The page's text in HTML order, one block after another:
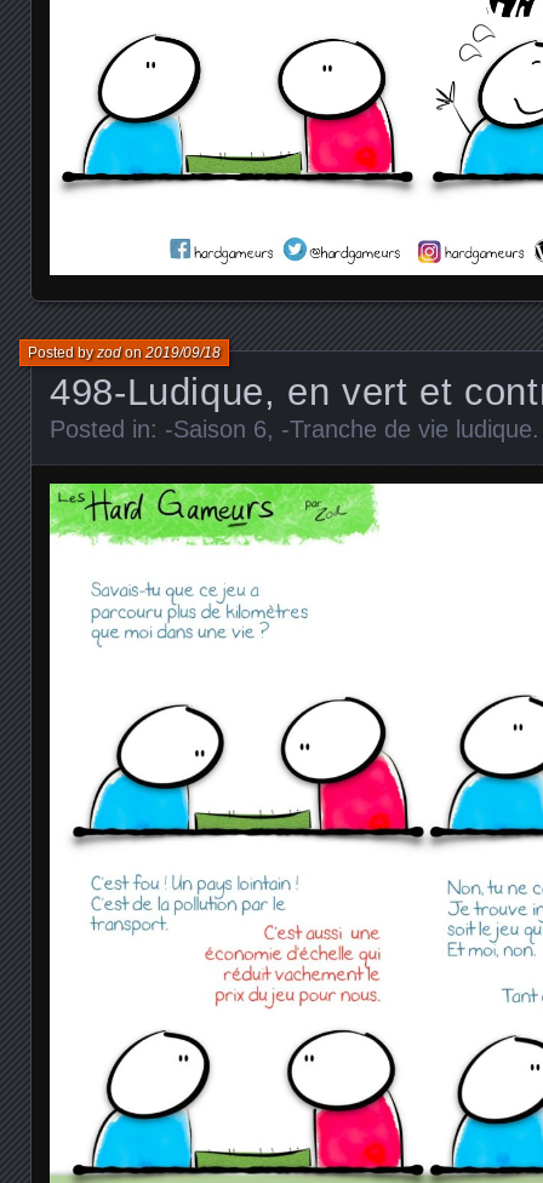
498-Ludique, en vert et
Posted byzodon2019/09/18
Posted in: -Saison 6, -Tranche de vie ludique